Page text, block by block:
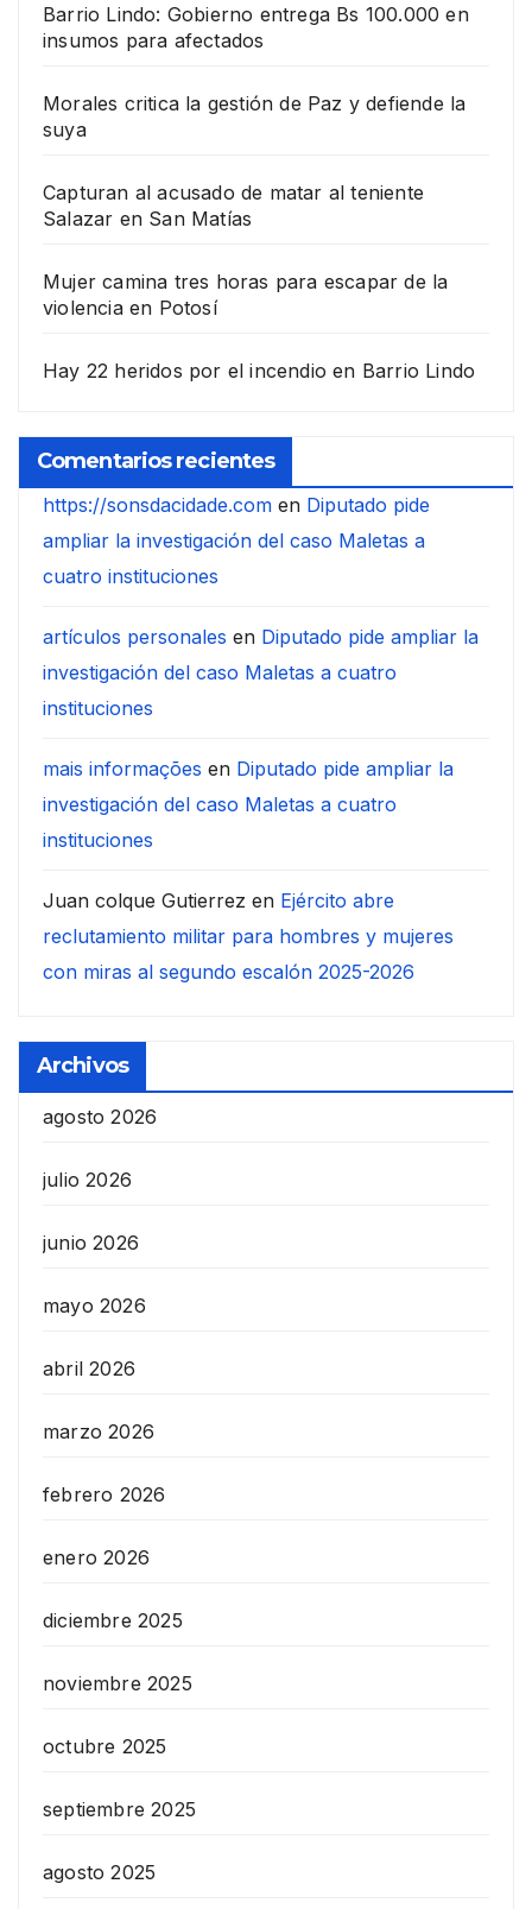
Barrio Lindo: Gobierno entrega Bs 100.000 en
insumos para afectados
Morales critica la gestión de Paz y defiende la
suya
Capturan al acusado de matar al teniente
Salazar en San Matías
Mujer camina tres horas para escapar de la
violencia en Potosí
Hay 22 heridos por el incendio en Barrio Lindo
Comentarios recientes
https://sonsdacidade.com en Diputado pide
ampliar la investigación del caso Maletas a
cuatro instituciones
artículos personales en Diputado pide ampliar la
investigación del caso Maletas a cuatro
instituciones
mais informações en Diputado pide ampliar la
investigación del caso Maletas a cuatro
instituciones
Juan colque Gutierrez en Ejército abre
reclutamiento militar para hombres y mujeres
con miras al segundo escalón 2025-2026
Archivos
agosto 2026
julio 2026
junio 2026
mayo 2026
abril 2026
marzo 2026
febrero 2026
enero 2026
diciembre 2025
noviembre 2025
octubre 2025
septiembre 2025
agosto 2025